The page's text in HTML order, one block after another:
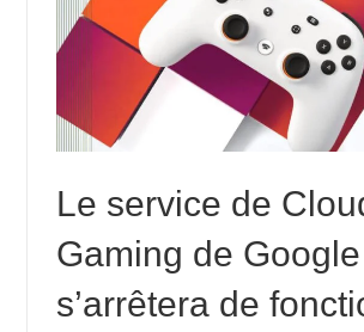
Le service de
Gaming de
s’arrêtera de